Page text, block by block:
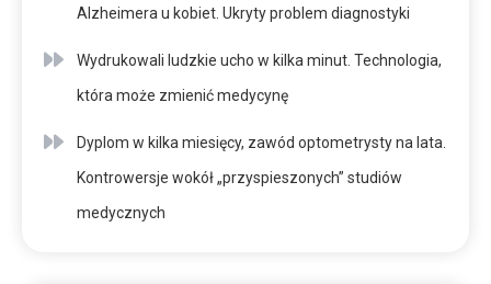
Alzheimera u kobiet. Ukryty problem diagnostyki
Wydrukowali ludzkie ucho w kilka minut. Technologia,
która może zmienić medycynę
Dyplom w kilka miesięcy, zawód optometrysty na lata.
Kontrowersje wokół „przyspieszonych” studiów
medycznych